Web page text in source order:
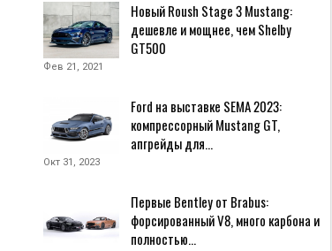
Новый Roush Stage 3 Mustang:
дешевле и мощнее, чем Shelby
GT500
Фев 21, 2021
Ford на выставке SEMA 2023:
компрессорный Mustang GT,
апгрейды для…
Окт 31, 2023
Первые Bentley от Brabus:
форсированный V8, много карбона и
полностью…